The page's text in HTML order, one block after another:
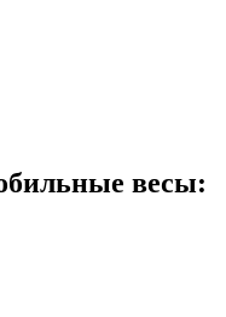
весы: